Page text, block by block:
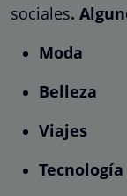
sociales.
Moda
Belleza
Viajes
Tecnología